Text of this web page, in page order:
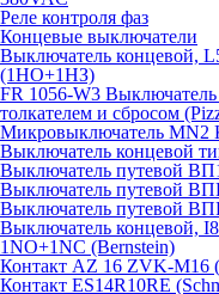
Реле контроля фаз
Концевые выключатели
Выключатель концевой,
(1НО+1НЗ)
FR 1056-W3
толкателем и сбросом
Микровыключатель MN2
Выключатель концевой
Выключатель путевой
Выключатель путевой
Выключатель путевой
Выключатель концевой,
1NO+1NC (Bernstein)
Контакт AZ 16 ZVK-M16
Контакт ES14R10RE